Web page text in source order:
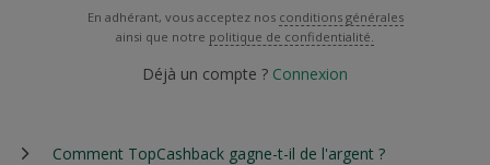
En adhérant, vous acceptez nos conditions générales
ainsi que notre politique de confidentialité.
Déjà un compte ? Connexion
Comment TopCashback gagne-t-il de l'argent ?